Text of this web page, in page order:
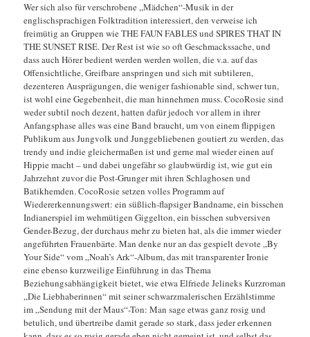
Wer sich also für verschrobene „Mädchen“-Musik in der
englischsprachigen Folktradition interessiert, den verweise ich
freimütig an Gruppen wie THE FAUN FABLES und SPIRES THAT IN
THE SUNSET RISE. Der Rest ist wie so oft Geschmackssache, und
dass auch Hörer bedient werden werden wollen, die v.a. auf das
Offensichtliche, Greifbare anspringen und sich mit subtileren,
dezenteren Ausprägungen, die weniger fashionable sind, schwer tun,
ist wohl eine Gegebenheit, die man hinnehmen muss. CocoRosie sind
weder subtil noch dezent, hatten dafür jedoch vor allem in ihrer
Anfangsphase alles was eine Band braucht, um von einem flippigen
Publikum aus Jungvolk und Junggebliebenen goutiert zu werden, das
trendy und indie gleichermaßen ist und gerne mal wieder einen auf
Hippie macht – und dabei ungefähr so glaubwürdig ist, wie gut ein
Jahrzehnt zuvor die Post-Grunger mit ihren Schlaghosen und
Batikhemden. CocoRosie setzen volles Programm auf
Wiedererkennungswert: ein süßlich-flapsiger Bandname, ein bisschen
Indianerspiel im wehmütigen Giggelton, ein bisschen subversiven
Gender-Bezug, der durchaus mehr zu bieten hat, als die immer wieder
angeführten Frauenbärte. Man denke nur an das gespielt devote „By
Your Side“ vom „Noah’s Ark“-Album, das mit transparenter Ironie
eine ebenso kurzweilige Einführung in das Thema
Beziehungsabhängigkeit bietet, wie etwa Elfriede Jelineks Kurzroman
„Die Liebhaberinnen“ mit seiner schwarzmalerischen Erzählstimme
im „Sendung mit der Maus“-Ton: Man sage etwas ganz rosig und
betulich, und übertreibe damit gerade so stark, dass jeder erkennen